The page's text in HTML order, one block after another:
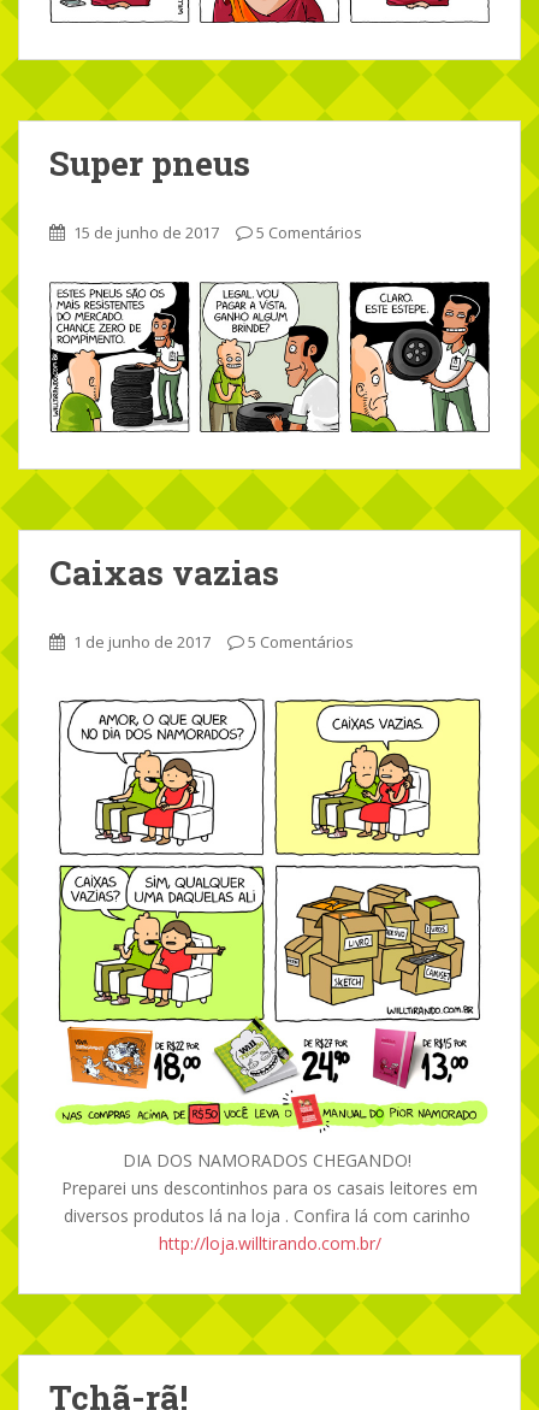
Super pneus
15 de junho de 2017 5 Comentários
Caixas vazias
1 de junho de 2017 5 Comentários
DIA DOS NAMORADOS CHEGANDO!
Preparei uns descontinhos para os casais leitores em
diversos produtos lá na loja . Confira lá com carinho
http://loja.willtirando.com.br/
Tchã-rã!